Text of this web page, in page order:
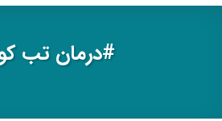
#درمان تب